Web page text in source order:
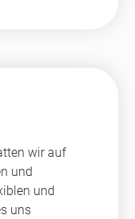
wir auf
und
und
uns